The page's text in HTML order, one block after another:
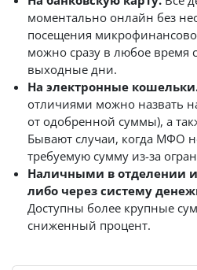
моментально онлайн без
посещения
можно сразу в любое время
выходные дни.
На электронные
отличиями можно назвать
от одобренной суммы), а
Бывают случаи, когда МФО
требуемую сумму из-за
Наличными в отделении
либо через систему
Доступны более крупные
сниженный процент.